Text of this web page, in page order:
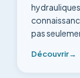
pas
Découvrir→